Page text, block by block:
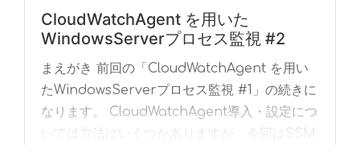
CloudWatchAgent を用いた
WindowsServerプロセス監視 #2
まえがき 前回の「CloudWatchAgent を用い
たWindowsServerプロセス監視 #1」の続きに
なります。 CloudWatchAgent導入・設定につ
いては方法はいくつかありますが、今回はSSM